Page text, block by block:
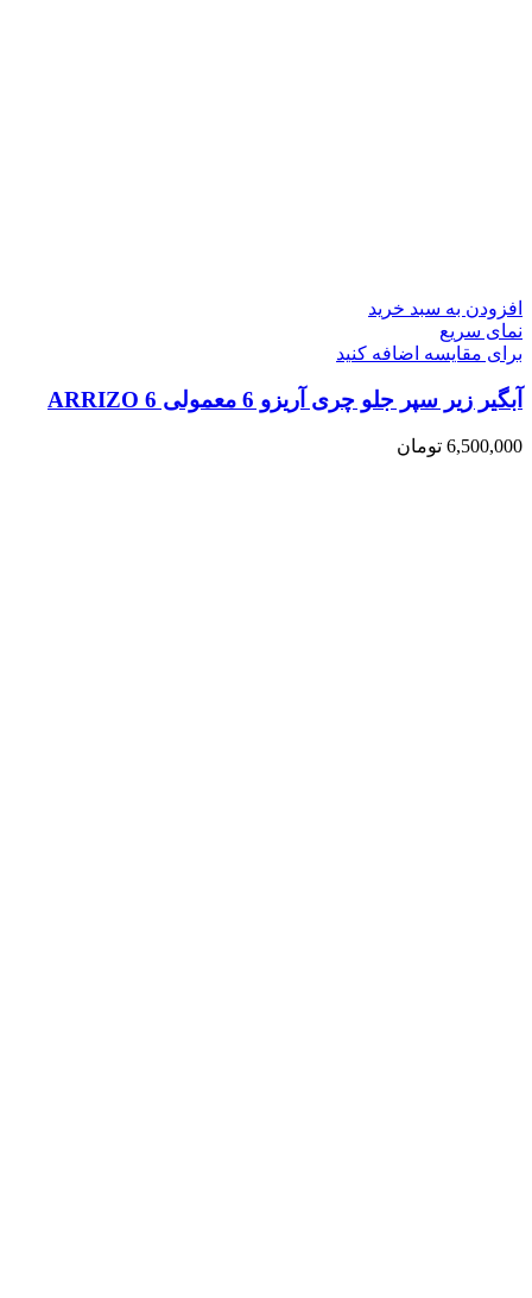
افزودن به سبد خرید
نمای سریع
برای مقایسه اضافه کنید
آبگیر زیر سپر جلو چری آریزو 6 معمولی ARRIZO 6
6,500,000 تومان